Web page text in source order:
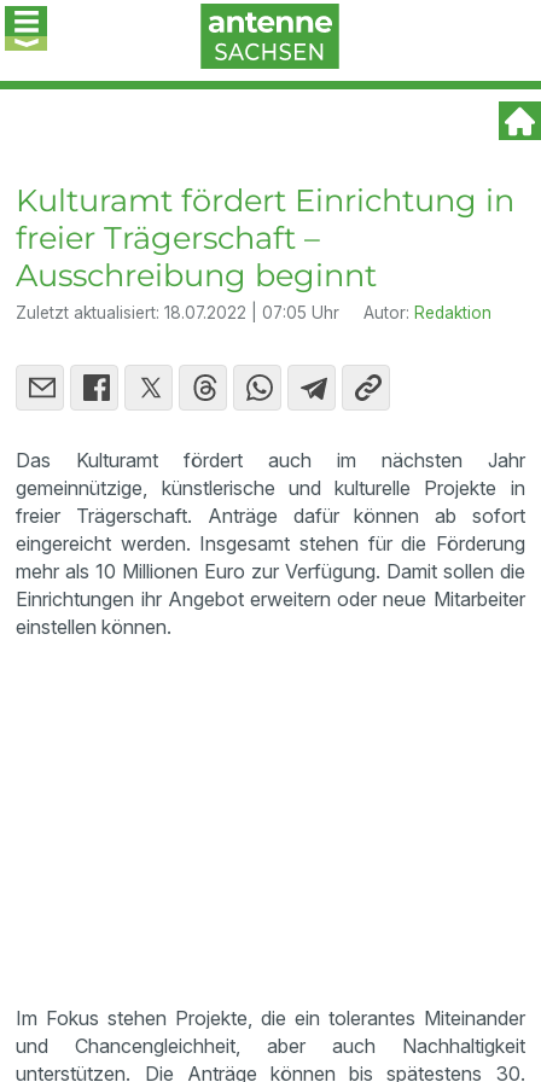
Kulturamt fördert Einrichtung in
freier Trägerschaft –
Ausschreibung beginnt
Zuletzt aktualisiert:18.07.2022 | 07:05 Uhr Autor: Redaktion
Das Kulturamt fördert auch im nächsten Jahr
gemeinnützige, künstlerische und kulturelle Projekte in
freier Trägerschaft. Anträge dafür können ab sofort
eingereicht werden. Insgesamt stehen für die Förderung
mehr als 10 Millionen Euro zur Verfügung. Damit sollen die
Einrichtungen ihr Angebot erweitern oder neue Mitarbeiter
einstellen können.
Im Fokus stehen Projekte, die ein tolerantes Miteinander
und Chancengleichheit, aber auch Nachhaltigkeit
unterstützen. Die Anträge können bis spätestens 30.